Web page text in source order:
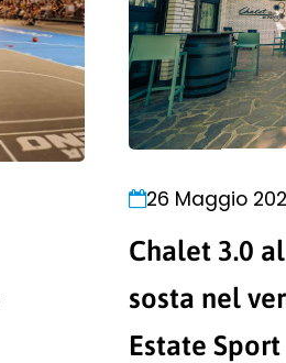
26 Maggio
Chalet 3.0
sosta nel
Estate Sport